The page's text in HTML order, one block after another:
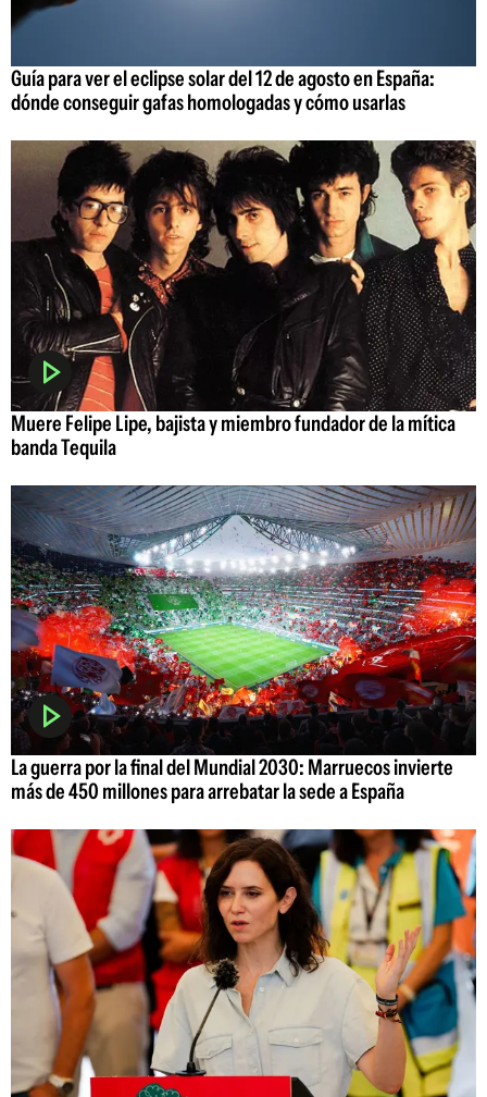
Guía para ver el eclipse solar del 12 de agosto en España:
dónde conseguir gafas homologadas y cómo usarlas
Muere Felipe Lipe, bajista y miembro fundador de la mítica
banda Tequila
La guerra por la final del Mundial 2030: Marruecos invierte
más de 450 millones para arrebatar la sede a España